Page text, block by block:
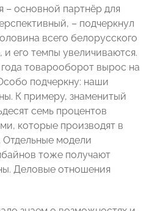
– основной партнёр для
– подчеркнул
всего белорусского
его темпы увеличиваются.
товарооборот вырос на
подчеркну: наши
К примеру, знаменитый
семь процентов
которые производят в
модели
тоже получают
Деловые отношения